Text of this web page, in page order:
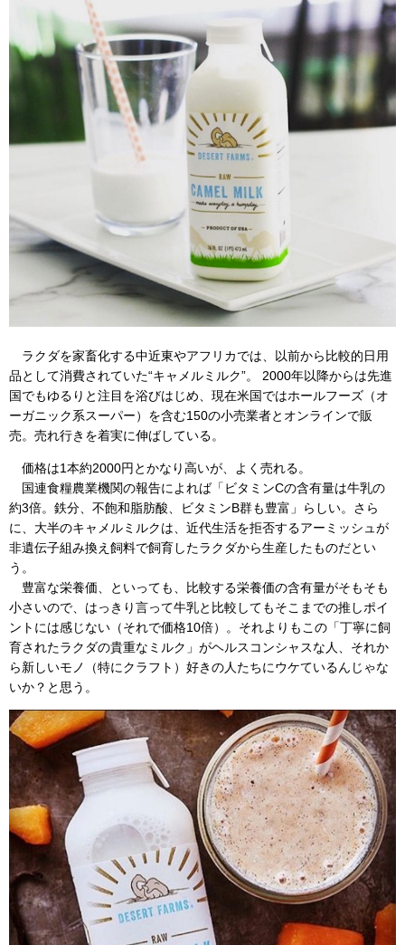
ラクダを家畜化する中近東やアフリカでは、以前から比較的日用
品として消費されていた“キャメルミルク”。 2000年以降からは先進
国でもゆるりと注目を浴びはじめ、現在米国ではホールフーズ（オ
ーガニック系スーパー）を含む150の小売業者とオンラインで販
売。売れ行きを着実に伸ばしている。
価格は1本約2000円とかなり高いが、よく売れる。
国連食糧農業機関の報告によれば「ビタミンCの含有量は牛乳の
約3倍。鉄分、不飽和脂肪酸、ビタミンB群も豊富」らしい。さら
に、大半のキャメルミルクは、近代生活を拒否するアーミッシュが
非遺伝子組み換え飼料で飼育したラクダから生産したものだとい
う。
豊富な栄養価、といっても、比較する栄養価の含有量がそもそも
小さいので、はっきり言って牛乳と比較してもそこまでの推しポイ
ントには感じない（それで価格10倍）。それよりもこの「丁寧に飼
育されたラクダの貴重なミルク」がヘルスコンシャスな人、それか
ら新しいモノ（特にクラフト）好きの人たちにウケているんじゃな
いか？と思う。